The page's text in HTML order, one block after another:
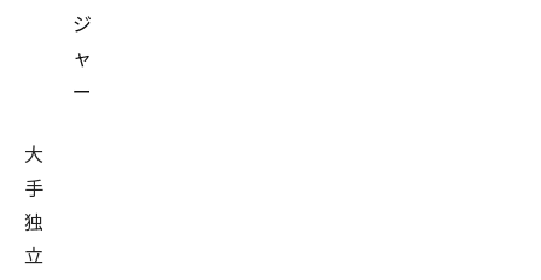
ジ
ャ
ー
大
手
独
立